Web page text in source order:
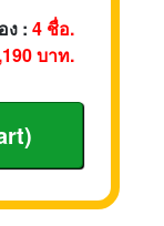
ง : 4 ชื่อ.
บาท.